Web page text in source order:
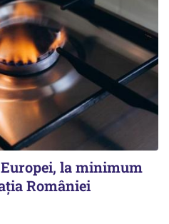
la minimum
României